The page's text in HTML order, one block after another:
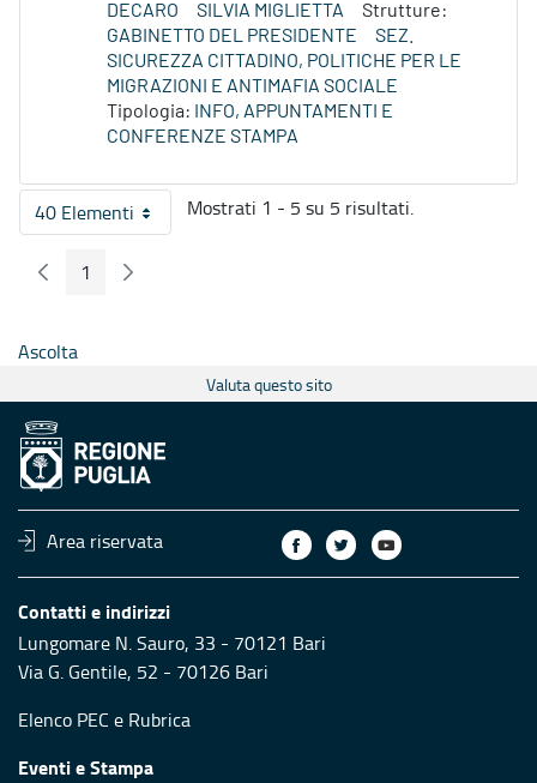
DECARO
SILVIA MIGLIETTA
Strutture:
GABINETTO DEL PRESIDENTE
SEZ.
SICUREZZA CITTADINO, POLITICHE PER LE
MIGRAZIONI E ANTIMAFIA SOCIALE
Tipologia:
INFO, APPUNTAMENTI E
CONFERENZE STAMPA
40 ElementiPer pagina
Mostrati 1 - 5 su 5 risultati.
Pagina Precedente
Pagina
1 Pagina Seguente
Ascolta
Valuta questo sito
Area riservata
Contatti e indirizzi
Lungomare N. Sauro, 33 - 70121 Bari
Via G. Gentile, 52 - 70126 Bari
Elenco PEC e Rubrica
Eventi e Stampa